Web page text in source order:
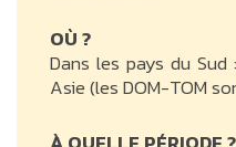
OÙ ?
Dans les pays du
Asie (les DOM-TOM